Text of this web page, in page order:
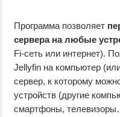
Программа позволяет
сервера на любые
Fi-сеть или интернет).
Jellyfin на компьютер
сервер, к которому
устройств (другие
смартфоны,